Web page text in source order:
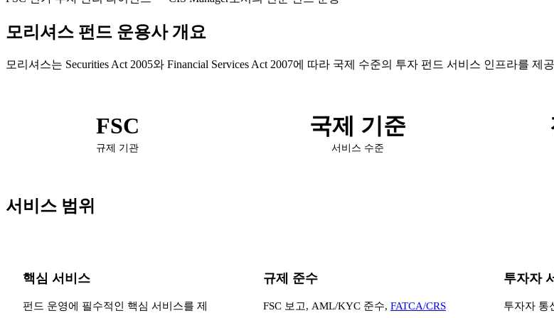
모리셔스 펀드 운용사 개요
모리셔스는 Securities Act 2005와 Financial Services Act 2007에 따라 국제 수준의 투자 펀드 서비스 인프라를
FSC
규제 기관
국제 기준
서비스 수준
서비스 범위
핵심 서비스
펀드 운영에 필수적인 핵심 서비스를 제
규제 준수
FSC 보고, AML/KYC 준수, FATCA/CRS
투자자
투자자 통